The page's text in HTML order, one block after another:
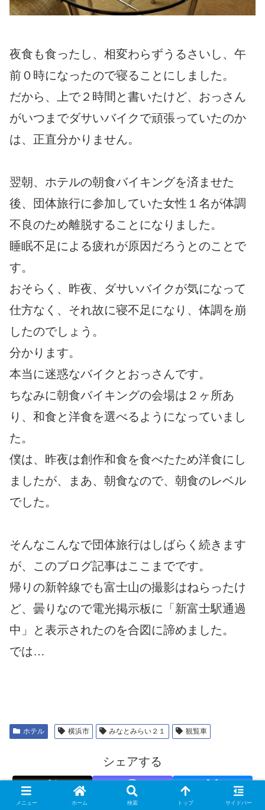
夜食も食ったし、相変わらずうるさいし、午
前０時になったので寝ることにしました。
だから、上で２時間と書いたけど、おっさん
がいつまでダサいバイクで頑張っていたのか
は、正直分かりません。
翌朝、ホテルの朝食バイキングを済ませた
後、団体旅行に参加していた女性１名が体調
不良のため離脱することになりました。
睡眠不足による疲れが原因だろうとのことで
す。
おそらく、昨夜、ダサいバイクが気になって
仕方なく、それ故に寝不足になり、体調を崩
したのでしょう。
分かります。
本当に迷惑なバイクとおっさんです。
ちなみに朝食バイキングの会場は２ヶ所あ
り、和食と洋食を選べるようになっていまし
た。
僕は、昨夜は創作和食を食べたため洋食にし
ましたが、まあ、朝食なので、朝食のレベル
でした。
そんなこんなで団体旅行はしばらく続きます
が、このブログ記事はここまでです。
帰りの新幹線でも富士山の撮影はねらったけ
ど、曇りなので電光掲示板に「新富士駅通過
中」と表示されたのを合図に諦めました。
では…
ホテル 横浜市 みなとみらい２１ 観覧車
シェアする
Mastodon
メニュー ホーム 検索 トップ サイドバー